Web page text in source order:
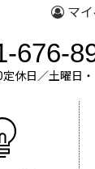
マ
676-
休日／土曜日